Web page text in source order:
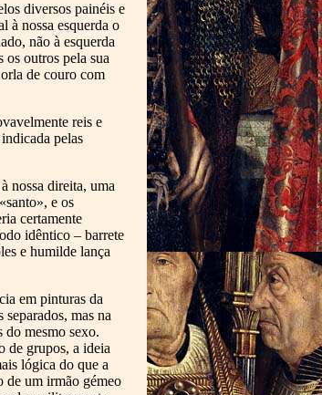
diversos painéis e
à nossa esquerda o
não à esquerda
os outros pela sua
de couro com
reis e
pelas
nossa direita, uma
e os
certamente
idêntico – barrete
e humilde lança
em pinturas da
mas na
do mesmo sexo.
de grupos, a ideia
lógica do que a
de um irmão gémeo